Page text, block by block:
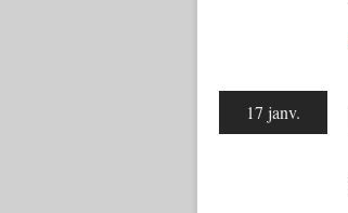
17 janv.